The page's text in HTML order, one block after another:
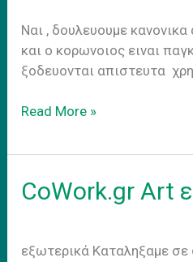
Business
Nαι , δουλευουμε
και ο κορωνοιος ειναι
ξοδευονται απιστευτα
Business
usual
Read More »
CoWork.gr Art
εξωτερικά Kαταληξαμε σε